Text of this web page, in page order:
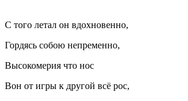
С того летал он вдохновенно,
Гордясь собою непременно,
Высокомерия что нос
Вон от игры к другой всё рос,